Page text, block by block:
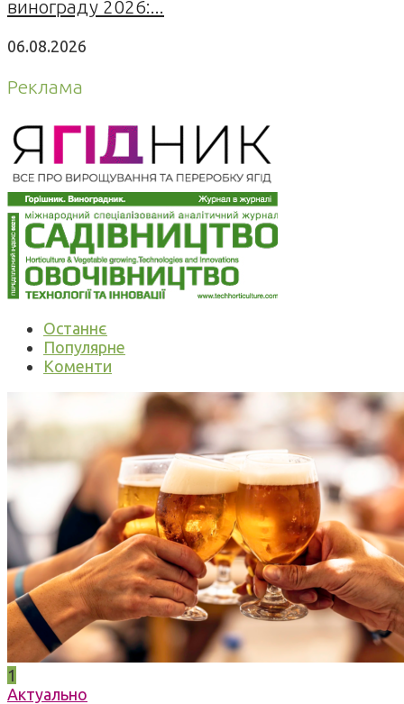
винограду 2026:...
06.08.2026
Реклама
Останнє
Популярне
Коменти
1
Актуально